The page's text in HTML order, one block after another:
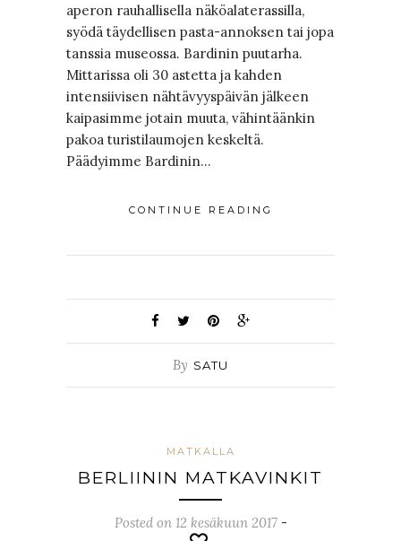
aperon rauhallisella näköalaterassilla,
syödä täydellisen pasta-annoksen tai jopa
tanssia museossa. Bardinin puutarha.
Mittarissa oli 30 astetta ja kahden
intensiivisen nähtävyyspäivän jälkeen
kaipasimme jotain muuta, vähintäänkin
pakoa turistilaumojen keskeltä.
Päädyimme Bardinin…
CONTINUE READING
By SATU
MATKALLA
BERLIININ MATKAVINKIT
Posted on 12 kesäkuun 2017-